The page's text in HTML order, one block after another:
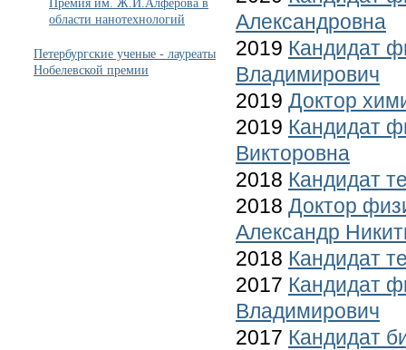
Александровна
2019 Кандидат
Владимирович
2019 Доктор
2019 Кандидат
Викторовна
2018 Кандидат
2018 Доктор
Александр
2018 Кандидат
2017 Кандидат
Владимирович
2017 Кандидат
Премия им. Ж.И.Алфёрова в
области нанотехнологий
Петербургские ученые - лауреаты
Нобелевской премии